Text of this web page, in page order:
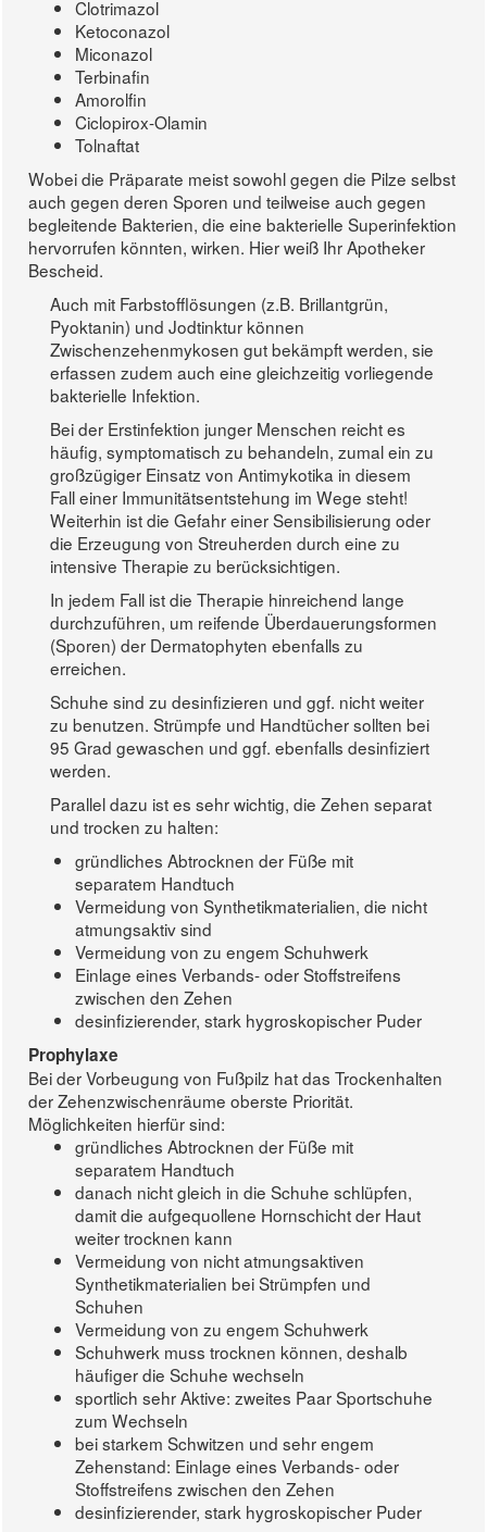
Clotrimazol
Ketoconazol
Miconazol
Terbinafin
Amorolfin
Ciclopirox-Olamin
Tolnaftat
Wobei die Präparate meist sowohl gegen die Pilze selbst
auch gegen deren Sporen und teilweise auch gegen
begleitende Bakterien, die eine bakterielle Superinfektion
hervorrufen könnten, wirken. Hier weiß Ihr Apotheker
Bescheid.
Auch mit Farbstofflösungen (z.B. Brillantgrün,
Pyoktanin) und Jodtinktur können
Zwischenzehenmykosen gut bekämpft werden, sie
erfassen zudem auch eine gleichzeitig vorliegende
bakterielle Infektion.
Bei der Erstinfektion junger Menschen reicht es
häufig, symptomatisch zu behandeln, zumal ein zu
großzügiger Einsatz von Antimykotika in diesem
Fall einer Immunitätsentstehung im Wege steht!
Weiterhin ist die Gefahr einer Sensibilisierung oder
die Erzeugung von Streuherden durch eine zu
intensive Therapie zu berücksichtigen.
In jedem Fall ist die Therapie hinreichend lange
durchzuführen, um reifende Überdauerungsformen
(Sporen) der Dermatophyten ebenfalls zu
erreichen.
Schuhe sind zu desinfizieren und ggf. nicht weiter
zu benutzen. Strümpfe und Handtücher sollten bei
95 Grad gewaschen und ggf. ebenfalls desinfiziert
werden.
Parallel dazu ist es sehr wichtig, die Zehen separat
und trocken zu halten:
gründliches Abtrocknen der Füße mit
separatem Handtuch
Vermeidung von Synthetikmaterialien, die nicht
atmungsaktiv sind
Vermeidung von zu engem Schuhwerk
Einlage eines Verbands- oder Stoffstreifens
zwischen den Zehen
desinfizierender, stark hygroskopischer Puder
Prophylaxe
Bei der Vorbeugung von Fußpilz hat das Trockenhalten
der Zehenzwischenräume oberste Priorität.
Möglichkeiten hierfür sind:
gründliches Abtrocknen der Füße mit
separatem Handtuch
danach nicht gleich in die Schuhe schlüpfen,
damit die aufgequollene Hornschicht der Haut
weiter trocknen kann
Vermeidung von nicht atmungsaktiven
Synthetikmaterialien bei Strümpfen und
Schuhen
Vermeidung von zu engem Schuhwerk
Schuhwerk muss trocknen können, deshalb
häufiger die Schuhe wechseln
sportlich sehr Aktive: zweites Paar Sportschuhe
zum Wechseln
bei starkem Schwitzen und sehr engem
Zehenstand: Einlage eines Verbands- oder
Stoffstreifens zwischen den Zehen
desinfizierender, stark hygroskopischer Puder